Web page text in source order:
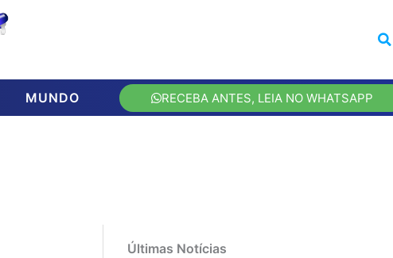
MUNDO RECEBA ANTES, LEIA NO WHATSAPP
Últimas Notícias